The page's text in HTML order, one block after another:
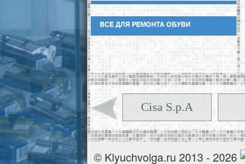
ВСЕ ДЛЯ РЕМОНТА ОБУВИ
Cisa S.p.A
Пенза
© Klyuchvolga.ru 2013 - 2026